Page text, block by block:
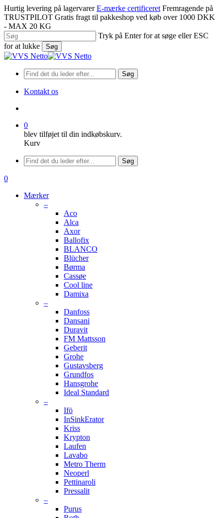
Spring
til
hovedindhold
Hurtig levering på lagervarer E-mærke certificeret Fremragende på
TRUSTPILOT Gratis fragt til pakkeshop ved køb over 1000 DKK
- MAX 20 KG
Tryk på Enter for at søge eller ESC
for at lukke
Søg
Luk
Søg
Kontakt os
0
blev tilføjet til din indkøbskurv.
Kurv
Menu
Søg
søge
0
Mærker
–
Aco
Alca
Axor
Ballofix
BLANCO
Blücher
Børma
Cassøe
Cool line
Damixa
–
Danfoss
Dansani
Duravit
FM Mattsson
Geberit
Grohe
Gustavsberg
Grundfos
Hansgrohe
Ideal Standard
–
Ifö
InSinkErator
Kriss
Krypton
Laufen
Lavabo
Metro Therm
Neoperl
Pettinaroli
Pressalit
–
Purus